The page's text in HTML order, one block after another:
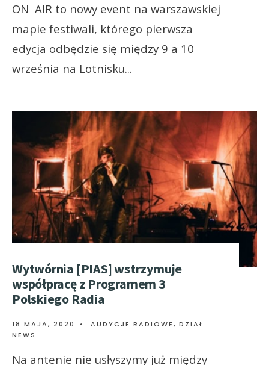
ON AIR to nowy event na warszawskiej
mapie festiwali, którego pierwsza
edycja odbędzie się między 9 a 10
września na Lotnisku...
Wytwórnia [PIAS] wstrzymuje
współpracę z Programem 3
Polskiego Radia
18 MAJA, 2020 • AUDYCJE RADIOWE, DZIAŁ
NEWS
Na antenie nie usłyszymy już między